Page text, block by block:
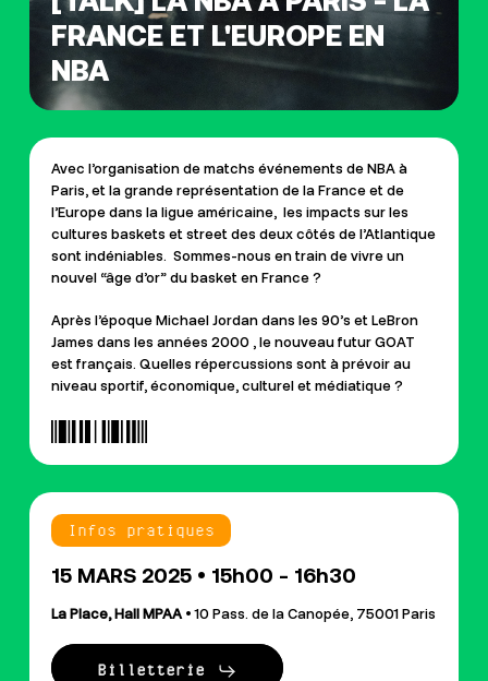
FRANCE ET L'EUROPE EN
NBA
Avec l’organisation de matchs événements de NBA à
Paris, et la grande représentation de la France et de
l’Europe dans la ligue américaine, les impacts sur les
cultures baskets et street des deux côtés de l’Atlantique
sont indéniables. Sommes-nous en train de vivre un
nouvel “âge d’or” du basket en France ?
Après l’époque Michael Jordan dans les 90’s et LeBron
James dans les années 2000 , le nouveau futur GOAT
est français. Quelles répercussions sont à prévoir au
niveau sportif, économique, culturel et médiatique ?
Infos pratiques
15 MARS 2025 • 15h00 - 16h30
La Place, Hall MPAA • 10 Pass. de la Canopée, 75001 Paris
Billetterie